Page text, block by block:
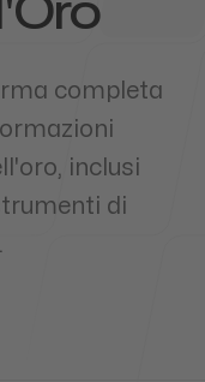
completa
inclusi
di